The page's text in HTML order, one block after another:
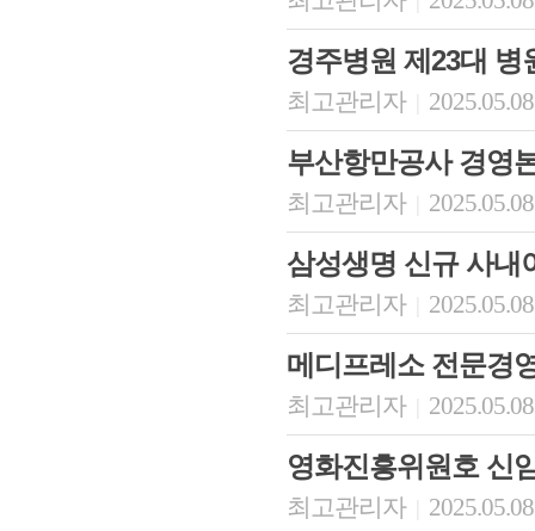
경주병원 제23대 병
최고관리자
부산항만공사 경영
최고관리자
삼성생명 신규 사내
최고관리자
메디프레소 전문경
최고관리자
영화진흥위원호 신
최고관리자